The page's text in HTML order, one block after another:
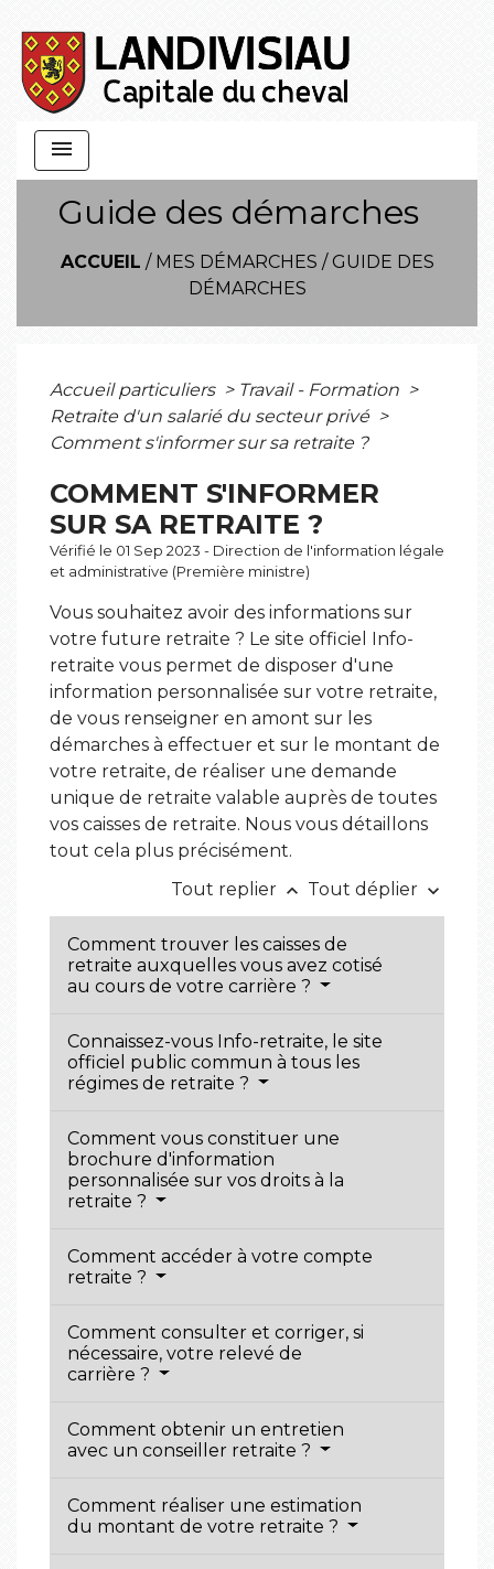
menu
Guide des démarches
ACCUEIL / MES DÉMARCHES / GUIDE DES
DÉMARCHES
Accueil particuliers > Travail - Formation >
Retraite d'un salarié du secteur privé >
Comment s'informer sur sa retraite ?
COMMENT S'INFORMER
SUR SA RETRAITE ?
Vérifié le 01 Sep 2023 - Direction de l'information légale
et administrative (Première ministre)
Vous souhaitez avoir des informations sur
votre future retraite ? Le site officiel Info-
retraite vous permet de disposer d'une
information personnalisée sur votre retraite,
de vous renseigner en amont sur les
démarches à effectuer et sur le montant de
votre retraite, de réaliser une demande
unique de retraite valable auprès de toutes
vos caisses de retraite. Nous vous détaillons
tout cela plus précisément.
Tout replier keyboard_arrow_up Tout déplier keyboard_arrow_down
Comment trouver les caisses de
retraite auxquelles vous avez cotisé
au cours de votre carrière ?
Connaissez-vous Info-retraite, le site
officiel public commun à tous les
régimes de retraite ?
Comment vous constituer une
brochure d'information
personnalisée sur vos droits à la
retraite ?
Comment accéder à votre compte
retraite ?
Comment consulter et corriger, si
nécessaire, votre relevé de
carrière ?
Comment obtenir un entretien
avec un conseiller retraite ?
Comment réaliser une estimation
du montant de votre retraite ?